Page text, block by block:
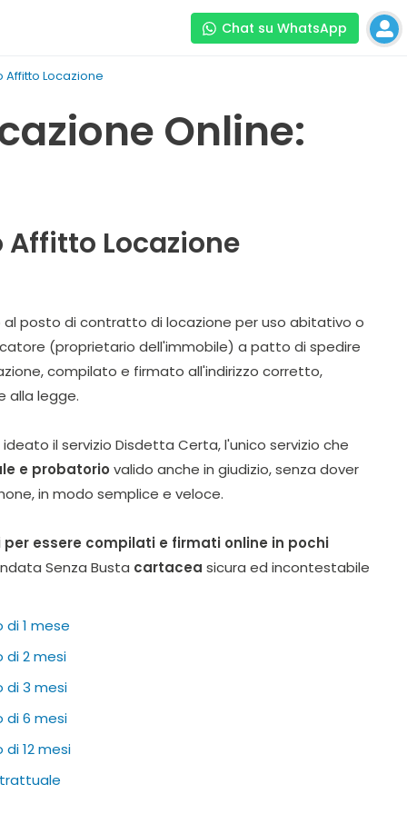
Chat su WhatsApp
Affitto Locazione
Online:
Locazione
posto di contratto di locazione per uso abitativo o
(proprietario dell'immobile) a patto di spedire
compilato e firmato all'indirizzo corretto,
alla legge.
il servizio Disdetta Certa, l'unico servizio che
e probatorio valido anche in giudizio, senza dover
in modo semplice e veloce.
per essere compilati e firmati online in pochi
Senza Busta cartacea sicura ed incontestabile
1 mese
2 mesi
3 mesi
6 mesi
12 mesi